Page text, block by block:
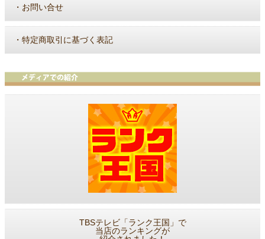
・ お問い合せ
・ 特定商取引に基づく表記
TBSテレビ「ランク王国」で
当店のランキングが